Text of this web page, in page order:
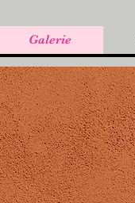
Galerie